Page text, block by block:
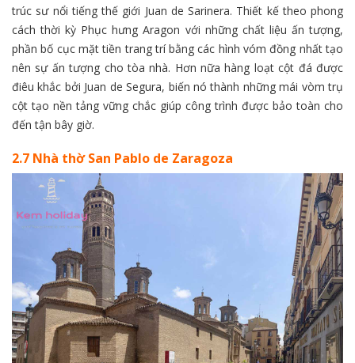
trúc sư nổi tiếng thế giới Juan de Sarinera. Thiết kế theo phong
cách thời kỳ Phục hưng Aragon với những chất liệu ấn tượng,
phần bố cục mặt tiền trang trí bằng các hình vóm đồng nhất tạo
nên sự ấn tượng cho tòa nhà. Hơn nữa hàng loạt cột đá được
điêu khắc bởi Juan de Segura, biến nó thành những mái vòm trụ
cột tạo nền tảng vững chắc giúp công trình được bảo toàn cho
đến tận bây giờ.
2.7 Nhà thờ San Pablo de Zaragoza